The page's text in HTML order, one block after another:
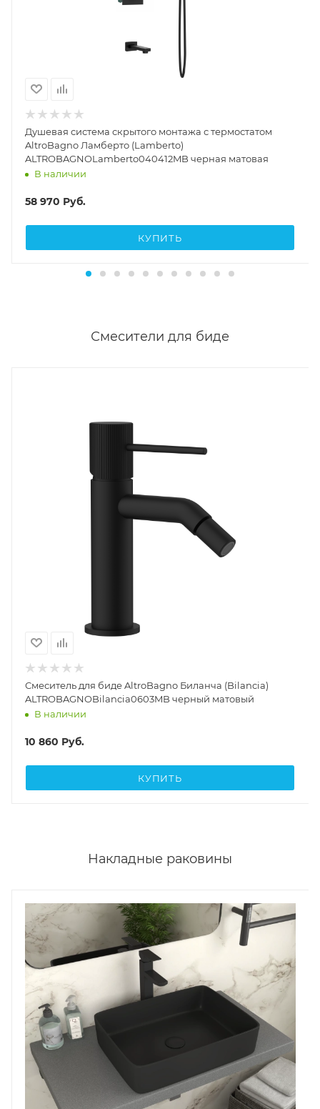
Душевая система скрытого монтажа с термостатом
AltroBagno Ламберто (Lamberto)
ALTROBAGNOLamberto040412MB черная матовая
В наличии
58 970 Руб.
КУПИТЬ
Смесители для биде
Смеситель для биде AltroBagno Биланча (Bilancia)
ALTROBAGNOBilancia0603MB черный матовый
В наличии
10 860 Руб.
КУПИТЬ
Накладные раковины